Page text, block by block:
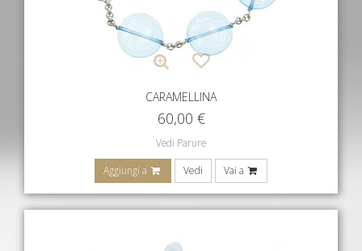
CARAMELLINA
60,00 €
Vedi Parure
Aggiungi a Vedi Vai a